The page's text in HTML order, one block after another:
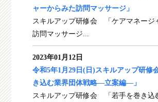
ャーからみた訪問マッサージ」
スキルアップ研修会 「ケアマネージ
訪問マッサージ...
2023年01月12日
令和5年1月29日(日)スキルアップ研修
き込む業界団体戦略―立案編―」
スキルアップ研修会 「若手を巻き込